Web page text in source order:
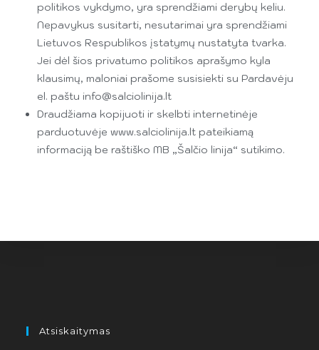
politikos vykdymo, yra sprendžiami derybų keliu.
Nepavykus susitarti, nesutarimai yra sprendžiami
Lietuvos Respublikos įstatymų nustatyta tvarka.
Jei dėl šios privatumo politikos aprašymo kyla
klausimų, maloniai prašome susisiekti su Pardavėju
el. paštu info@salciolinija.lt
Draudžiama kopijuoti ir skelbti internetinėje
parduotuvėje www.salciolinija.lt pateikiamą
informaciją be raštiško MB „Šalčio linija“ sutikimo.
Atsiskaitymas